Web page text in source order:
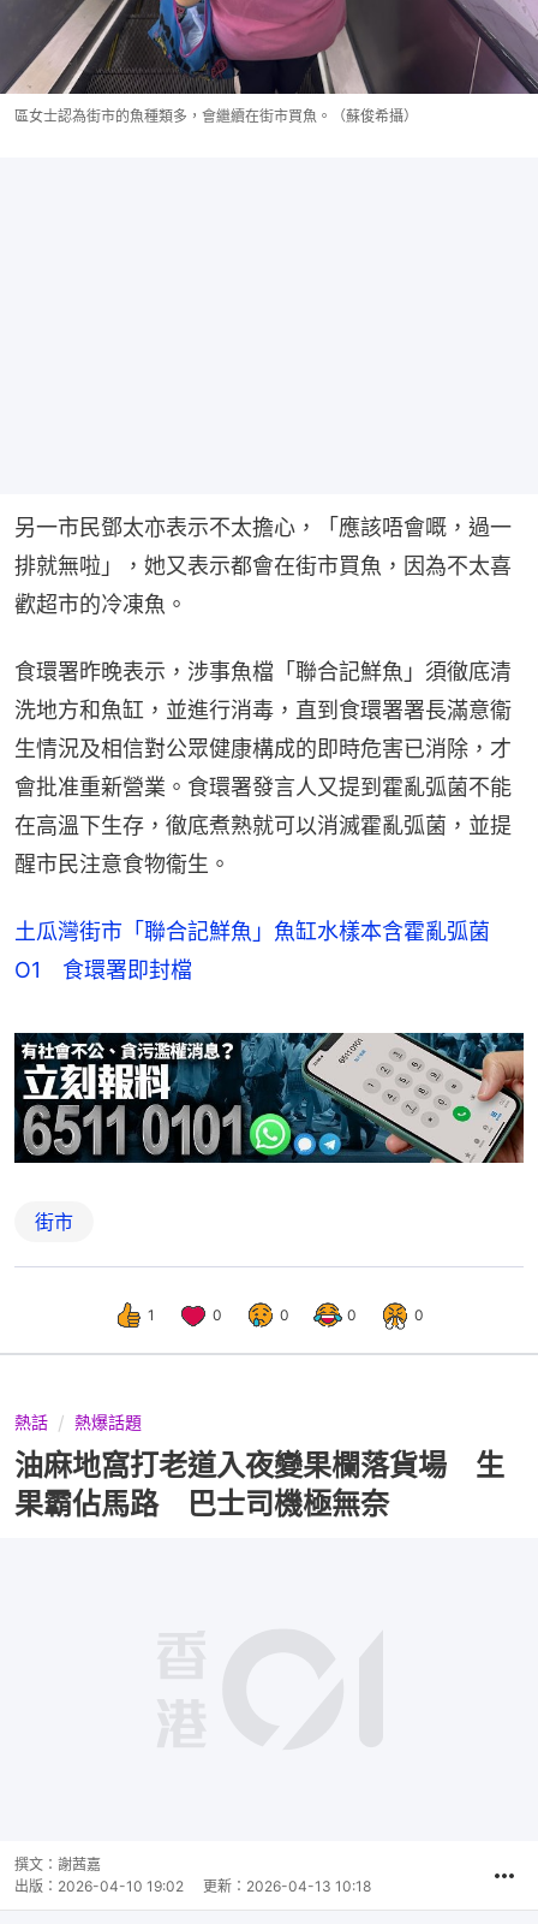
區女士認為街市的魚種類多，會繼續在街市買魚。（蘇俊希攝）
另一市民鄧太亦表示不太擔心，「應該唔會嘅，過一
排就無啦」，她又表示都會在街市買魚，因為不太喜
歡超市的冷凍魚。
食環署昨晚表示，涉事魚檔「聯合記鮮魚」須徹底清
洗地方和魚缸，並進行消毒，直到食環署署長滿意衞
生情況及相信對公眾健康構成的即時危害已消除，才
會批准重新營業。食環署發言人又提到霍亂弧菌不能
在高溫下生存，徹底煮熟就可以消滅霍亂弧菌，並提
醒市民注意食物衞生。
土瓜灣街市「聯合記鮮魚」魚缸水樣本含霍亂弧菌
O1 食環署即封檔
街市
1 0 0 0 0
熱話 熱爆話題
油麻地窩打老道入夜變果欄落貨場 生
果霸佔馬路 巴士司機極無奈
撰文： 謝茜嘉
出版： 2026-04-10 19:02 更新： 2026-04-13 10:18